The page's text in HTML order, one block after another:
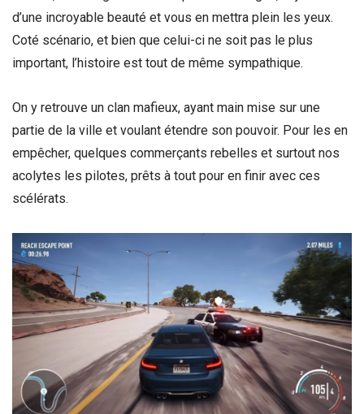
d’une incroyable beauté et vous en mettra plein les yeux.
Coté scénario, et bien que celui-ci ne soit pas le plus
important, l’histoire est tout de même sympathique.
On y retrouve un clan mafieux, ayant main mise sur une
partie de la ville et voulant étendre son pouvoir. Pour les en
empêcher, quelques commerçants rebelles et surtout nos
acolytes les pilotes, prêts à tout pour en finir avec ces
scélérats.